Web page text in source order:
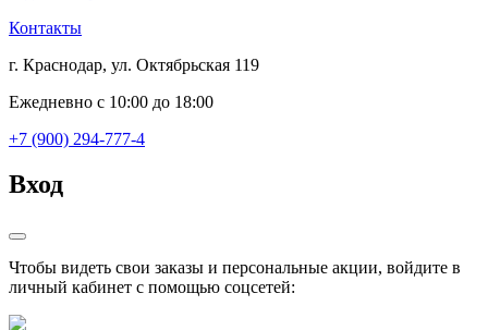
Контакты
г. Краснодар, ул. Октябрьская 119
Ежедневно с 10:00 до 18:00
+7 (900) 294-777-4
Вход
Чтобы видеть свои заказы и персональные акции, войдите в
личный кабинет с помощью соцсетей: